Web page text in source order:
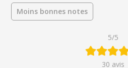
Moins bonnes notes
5/5
30 avis